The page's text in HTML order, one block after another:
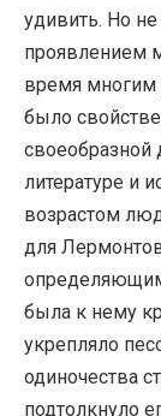
удивить. Но не
проявлением
время
было
литературе и
возрастом
для
была к нему
укрепляло
одиночества
подтолкнуло